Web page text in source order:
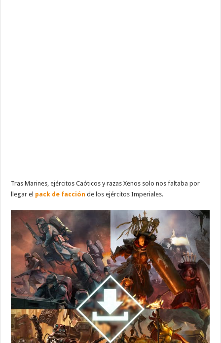
Tras Marines, ejércitos Caóticos y razas Xenos solo nos faltaba por
llegar el pack de facción de los ejércitos Imperiales.